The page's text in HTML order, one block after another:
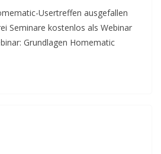
Usertreffen ausgefallen
Seminare kostenlos als Webinar
Grundlagen Homematic